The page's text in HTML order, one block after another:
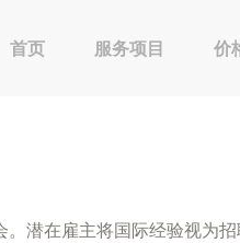
首页 服务项目 价
潜在雇主将国际经验视为